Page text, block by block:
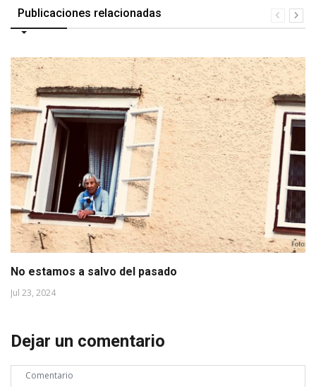
Publicaciones relacionadas
No estamos a salvo del pasado
Jul 23, 2024
Dejar un comentario